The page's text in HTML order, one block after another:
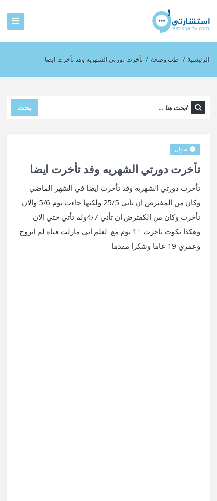
الرئيسية / طب وصحة / تأخرت دورتي الشهريه وقد تأخرت ايضا
بحث
تأخرت دورتي الشهريه وقد تأخرت ايضا
سؤال
تأخرت دورتي الشهريه وقد تأخرت ايضا في الشهر الماضي
وكان من المفترض ان تأتي 25/5 ولكنها جاءت يوم 5/6 والان
تأخرت وكان من الكفترض ان تأتي 4/7ولم تأتي حتي الان
وهكذا تكوت تأخرت 11 يوم مع العلم اني مازلت فتاه لم اتزوج
وعمري 19 عاما وشكرا مقدما